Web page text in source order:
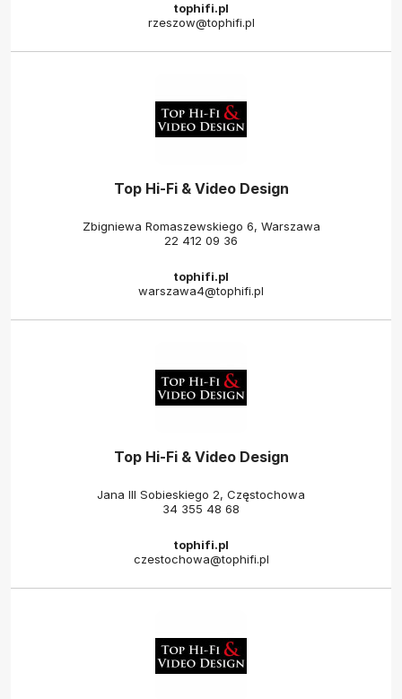
tophifi.pl
rzeszow@tophifi.pl
Top Hi-Fi & Video Design
Zbigniewa Romaszewskiego 6, Warszawa
22 412 09 36
tophifi.pl
warszawa4@tophifi.pl
Top Hi-Fi & Video Design
Jana III Sobieskiego 2, Częstochowa
34 355 48 68
tophifi.pl
czestochowa@tophifi.pl